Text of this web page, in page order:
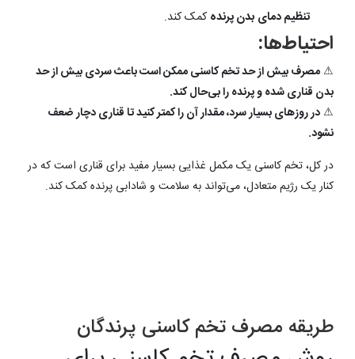
تنظیم دمای بدن پرندهکمک کند.
احتیاط‌ها:
⚠مصرف بیش از حد تخم کاسنی ممکن است باعث سردی بیش از حد
بدن قناری شده و پرنده را بی‌حال کند.
⚠در روزهای بسیار سرد، مقدار آن را کمتر کنید تا قناری دچار ضعف
نشود.
در کل، تخم کاسنی یک مکمل غذایی بسیار مفید برای قناری است که در
کنار یک رژیم متعادل، می‌تواند به سلامت و شادابی پرنده کمک کند.
طریقه مصرف تخم کاسنی پرندگان